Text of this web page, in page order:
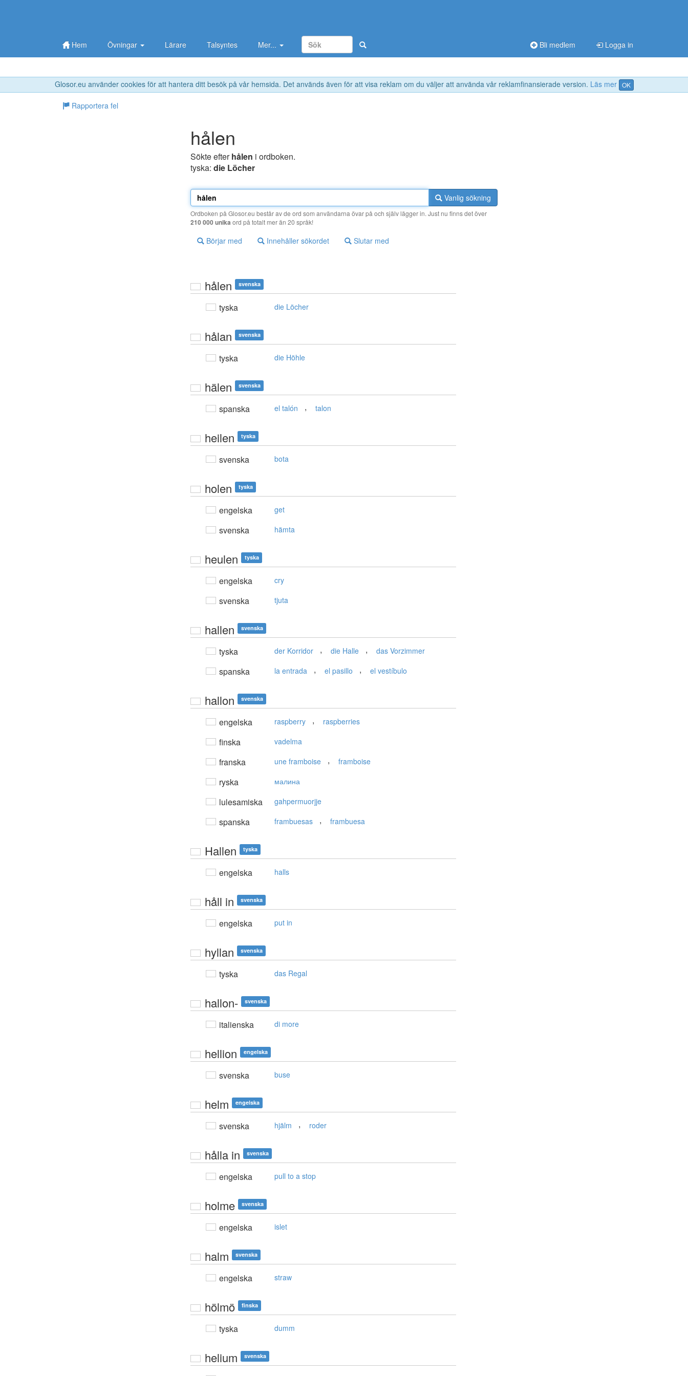
Glosor.eu använder cookies för att hantera ditt besök på vår hemsida. Det används även för att visa reklam om du väljer att använda vår reklamfinansierade version. Läs mer OK
Hem Övningar Lärare Talsyntes Mer... Bli medlem Logga in
Rapportera fel
hålen
Sökte efterhålen i ordboken.
tyska: die Löcher
Vanlig sökning
Ordboken på Glosor.eu består av de ord som användarna övar på och själv lägger in. Just nu finns det över
210 000 unika ord på totalt mer än 20 språk!
Börjar med Innehåller sökordet Slutar med
hålen svenska
tyska die Löcher
hålan svenska
tyska die Höhle
hälen svenska
spanska el talón , talon
heilen tyska
svenska bota
holen tyska
engelska get
svenska hämta
heulen tyska
engelska cry
svenska tjuta
hallen svenska
tyska der Korridor , die Halle , das Vorzimmer
spanska la entrada , el pasillo , el vestíbulo
hallon svenska
engelska raspberry , raspberries
finska vadelma
franska une framboise , framboise
ryska малина
lulesamiska gahpermuorjje
spanska frambuesas , frambuesa
Hallen tyska
engelska halls
håll in svenska
engelska put in
hyllan svenska
tyska das Regal
hallon- svenska
italienska di more
hellion engelska
svenska buse
helm engelska
svenska hjälm , roder
hålla in svenska
engelska pull to a stop
holme svenska
engelska islet
halm svenska
engelska straw
hölmö finska
tyska dumm
helium svenska